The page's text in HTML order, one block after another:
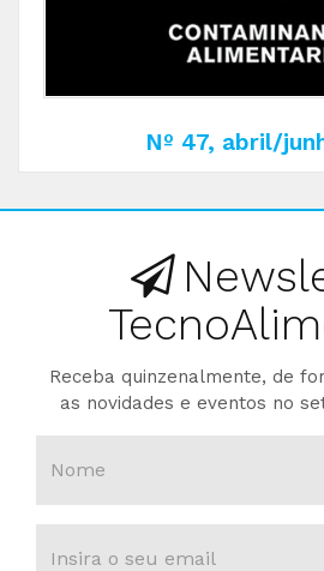
Nº 47, abril/
Receba quinzenalmente, de
as novidades e eventos no